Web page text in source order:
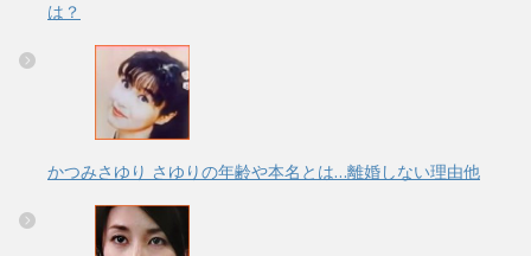
は？
かつみさゆり さゆりの年齢や本名とは…離婚しない理由他